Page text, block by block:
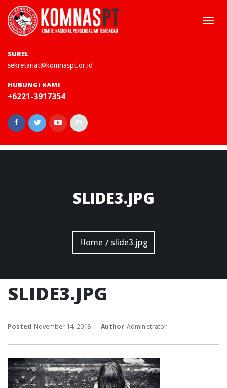
SUREL
sekretariat@komnaspt.or.id
HUBUNGI KAMI
+6221-3917354
SLIDE3.JPG
Home / slide3.jpg
SLIDE3.JPG
Posted November 14, 2018 Author Administrator